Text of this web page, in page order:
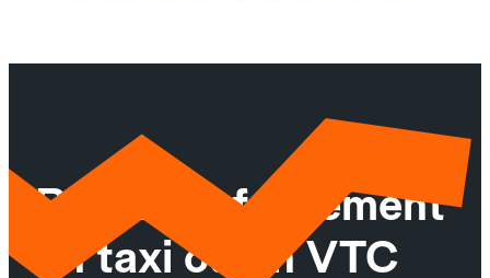
Réservez facilement
un taxi ou un VTC